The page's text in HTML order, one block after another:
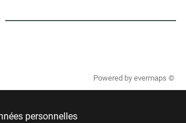
Powered by evermaps ©
personnelles